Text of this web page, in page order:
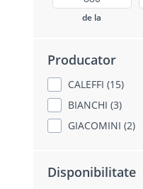
de la
Producator
CALEFFI (15)
BIANCHI (3)
GIACOMINI (2)
Disponibilitate